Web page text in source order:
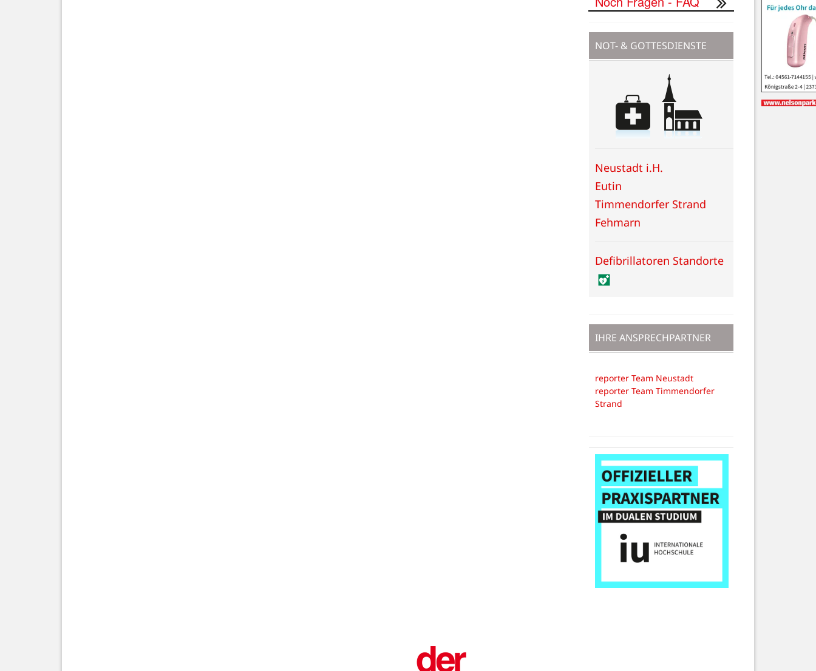
NOT- & GOTTESDIENSTE
Neustadt i.H.
Eutin
Timmendorfer Strand
Fehmarn
Defibrillatoren Standorte
IHRE ANSPRECHPARTNER
reporter Team Neustadt
reporter Team Timmendorfer
Strand